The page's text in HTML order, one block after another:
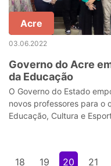
Acre
03.06.2022
Governo do Acre
da Educação
O Governo do Estado
novos professores para o
Educação, Cultura e
18 19 20 21